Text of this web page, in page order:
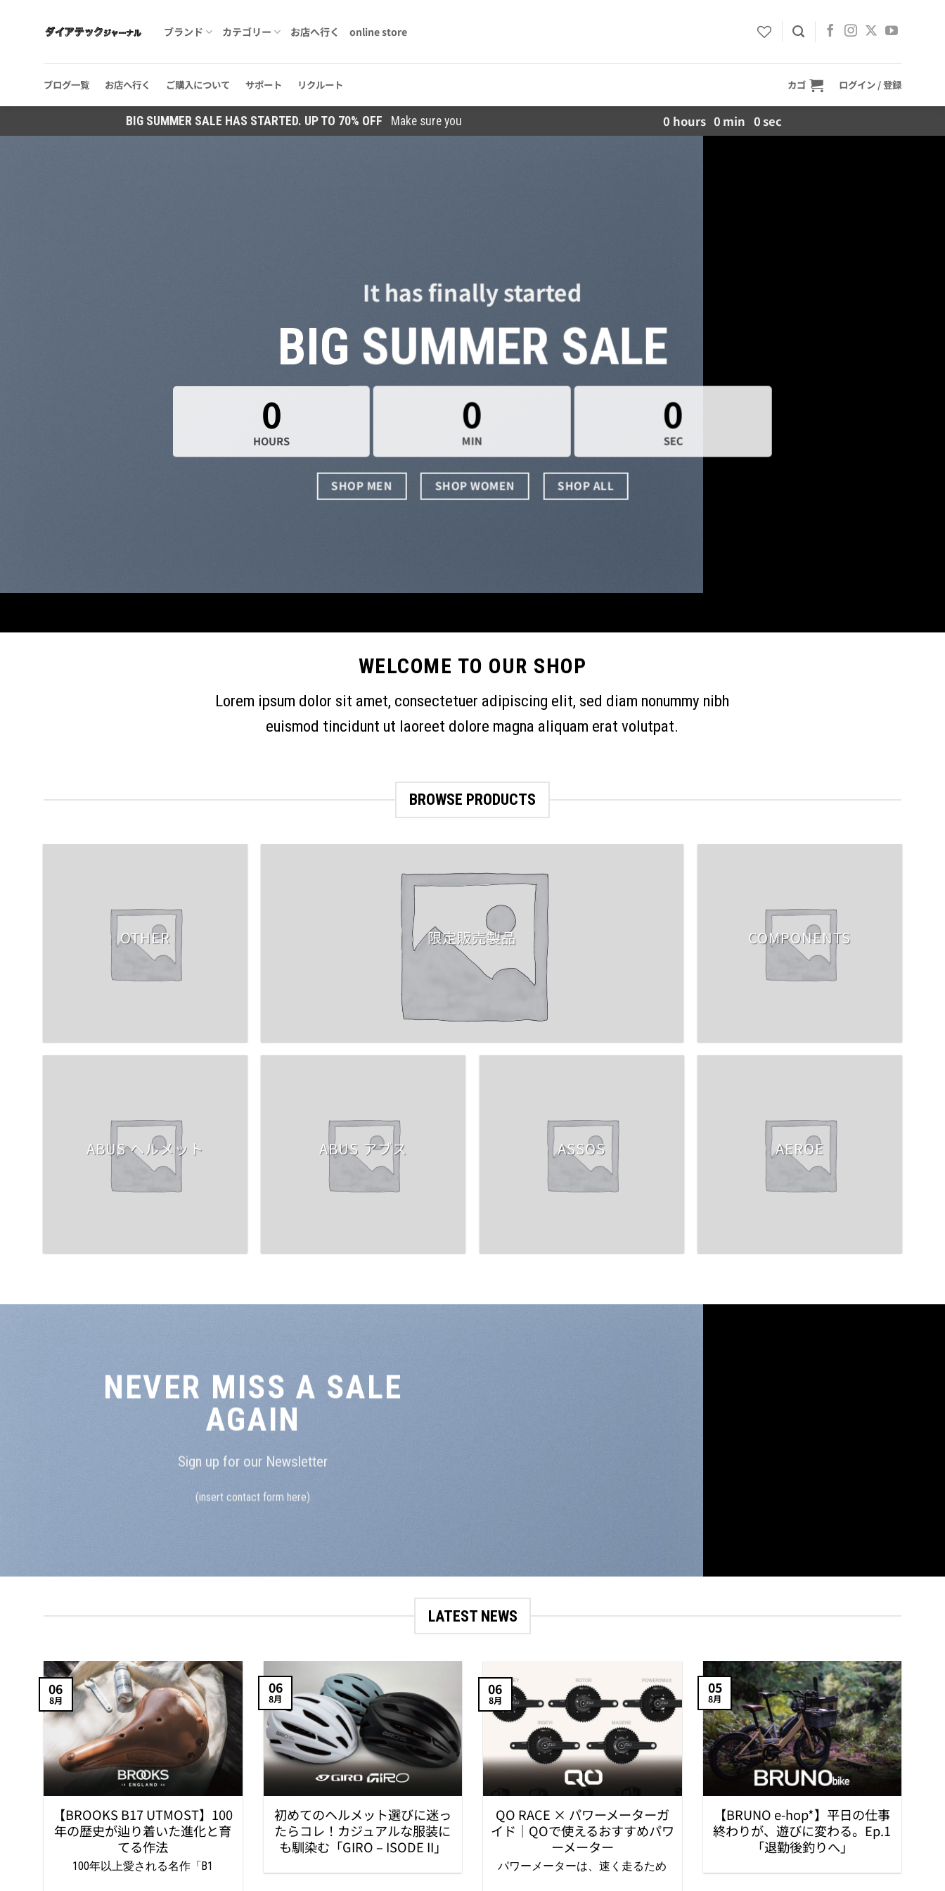
ブランド カテゴリー お店へ行く online store
ブログ一覧 お店へ行く ご購入について サポート リクルート カゴ ログイン / 登録
BIG SUMMER SALE HAS STARTED. UP TO 70% OFF Make sure you 0 hours 0 min 0sec
It has finally started
BIG SUMMER SALE
0
HOURS
0
MIN
0
SEC
SHOP MEN SHOP WOMEN SHOP ALL
WELCOME TO OUR SHOP
Lorem ipsum dolor sit amet, consectetuer adipiscing elit, sed diam nonummy nibh
euismod tincidunt ut laoreet dolore magna aliquam erat volutpat.
BROWSE PRODUCTS
OTHER 限定販売製品 COMPONENTS
ABUS ヘルメット ABUS アブス ASSOS AEROE
NEVER MISS A SALE
AGAIN
Sign up for our Newsletter
(insert contact form here)
LATEST NEWS
【BROOKS B17 UTMOST】100
年の歴史が辿り着いた進化と育
てる作法
100年以上愛される名作「B1
06
8月
初めてのヘルメット選びに迷っ
たらコレ！カジュアルな服装に
も馴染む「GIRO – ISODE II」
06
8月
QO RACE × パワーメーターガ
イド｜QOで使えるおすすめパワ
ーメーター
パワーメーターは、速く走るため
06
8月
【BRUNO e-hop*】平日の仕事
終わりが、遊びに変わる。Ep.1
「退勤後釣りへ」
05
8月